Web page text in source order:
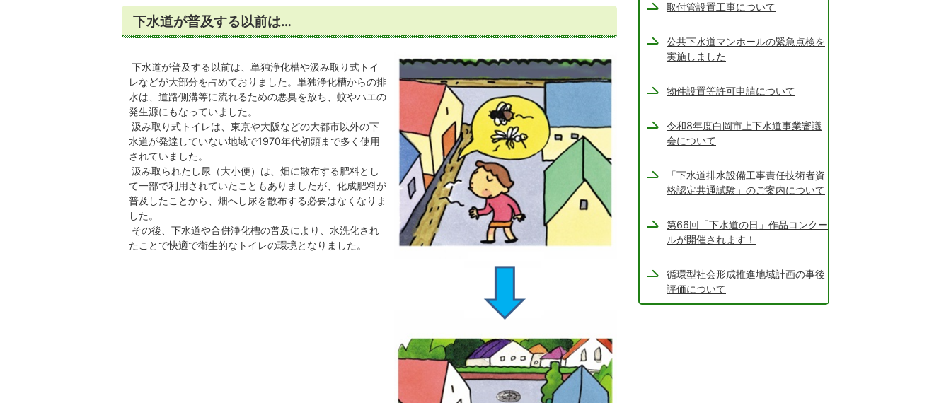
下水道が普及する以前は…
下水道が普及する以前は、単独浄化槽や汲み取り式トイ
レなどが大部分を占めておりました。単独浄化槽からの排
水は、道路側溝等に流れるための悪臭を放ち、蚊やハエの
発生源にもなっていました。
汲み取り式トイレは、東京や大阪などの大都市以外の下
水道が発達していない地域で1970年代初頭まで多く使用
されていました。
汲み取られたし尿（大小便）は、畑に散布する肥料とし
て一部で利用されていたこともありましたが、化成肥料が
普及したことから、畑へし尿を散布する必要はなくなりま
した。
その後、下水道や合併浄化槽の普及により、水洗化され
たことで快適で衛生的なトイレの環境となりました。
取付管設置工事について
公共下水道マンホールの緊急点検を
実施しました
物件設置等許可申請について
令和8年度白岡市上下水道事業審議
会について
「下水道排水設備工事責任技術者資
格認定共通試験」のご案内について
第66回「下水道の日」作品コンクー
ルが開催されます！
循環型社会形成推進地域計画の事後
評価について